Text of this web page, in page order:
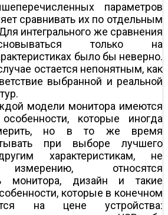
параметров
сравнивать их по отдельным
интегрального же сравнения
только на
было бы неверно.
остается непонятным, как
выбранной и реальной
модели монитора имеются
которые иногда
но в то же время
при выборе лучшего
характеристикам, не
относятся
монитора, дизайн и такие
которые в конечном
на цене устройства: